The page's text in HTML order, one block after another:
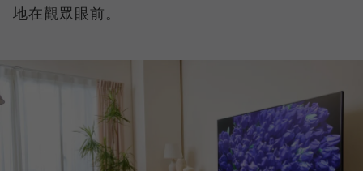
地在觀眾眼前。